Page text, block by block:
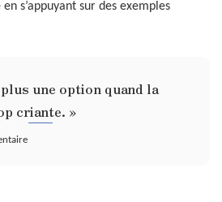
s’appuyant sur des exemples
une option quand la
criante. »